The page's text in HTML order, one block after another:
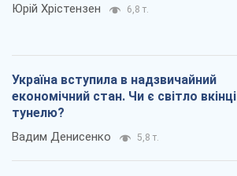
Юрій Хрістензен 6,8 т.
Україна вступила в надзвичайний
економічний стан. Чи є світло вкінці
тунелю?
Вадим Денисенко 5,8 т.